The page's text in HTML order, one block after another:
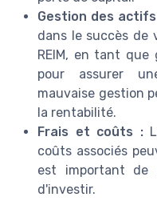
Gestion des
dans le succès de
REIM, en tant
pour assurer
mauvaise gestion
la rentabilité.
Frais et coûts :
coûts associés
est important de
d'investir.